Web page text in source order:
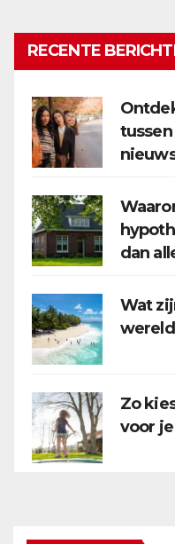
RECENTE
dan
Wat
Zo
voor